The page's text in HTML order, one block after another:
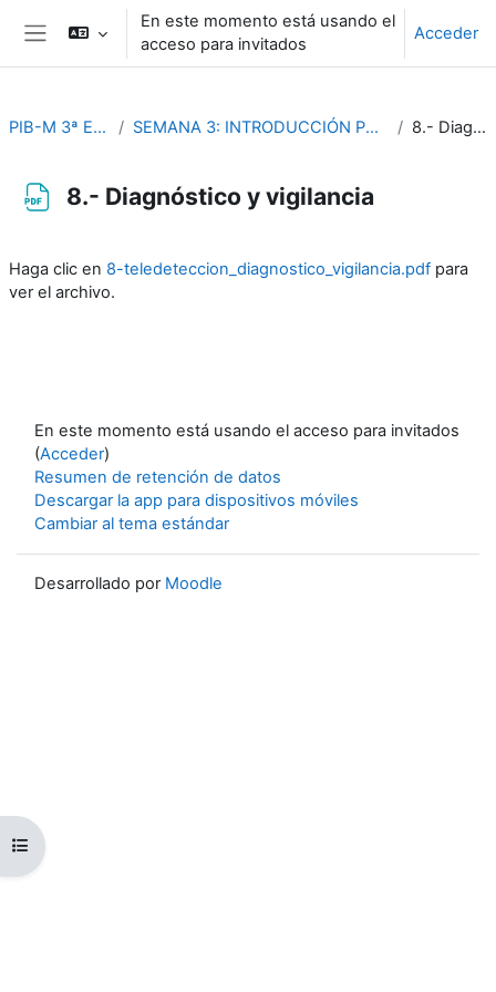
Salta al contenido principal
Panel lateral
En este momento está usando el
acceso para invitados
Acceder
Abrir índice del curso
PIB-M 3ª Edición (fase práctica) SEMANA 3: INTRODUCCIÓN PRÁCTICA A LA TELEDETECCIÓN Y AL NOWCASTING 8.- Diagnóstico y vigilancia
8.- Diagnóstico y vigilancia
Haga clic en 8-teledeteccion_diagnostico_vigilancia.pdf para
ver el archivo.
En este momento está usando el acceso para invitados
(Acceder)
Resumen de retención de datos
Descargar la app para dispositivos móviles
Cambiar al tema estándar
Desarrollado por Moodle